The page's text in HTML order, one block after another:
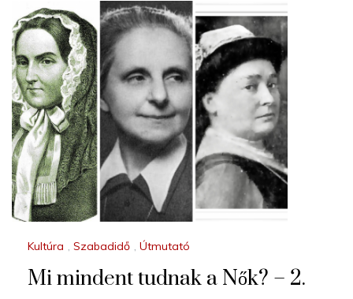
Kultúra , Szabadidő , Útmutató
Mi mindent tudnak a Nők? – 2.